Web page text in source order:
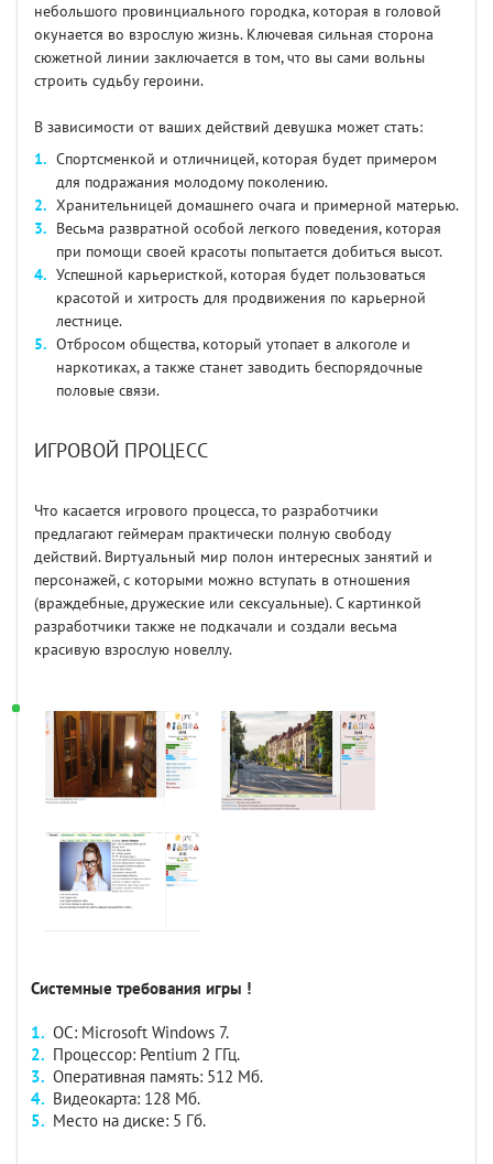
небольшого провинциального городка, которая в головой
окунается во взрослую жизнь. Ключевая сильная сторона
сюжетной линии заключается в том, что вы сами вольны
строить судьбу героини.
В зависимости от ваших действий девушка может стать:
Спортсменкой и отличницей, которая будет примером
для подражания молодому поколению.
Хранительницей домашнего очага и примерной матерью.
Весьма развратной особой легкого поведения, которая
при помощи своей красоты попытается добиться высот.
Успешной карьеристкой, которая будет пользоваться
красотой и хитрость для продвижения по карьерной
лестнице.
Отбросом общества, который утопает в алкоголе и
наркотиках, а также станет заводить беспорядочные
половые связи.
ИГРОВОЙ ПРОЦЕСС
Что касается игрового процесса, то разработчики
предлагают геймерам практически полную свободу
действий. Виртуальный мир полон интересных занятий и
персонажей, с которыми можно вступать в отношения
(враждебные, дружеские или сексуальные). С картинкой
разработчики также не подкачали и создали весьма
красивую взрослую новеллу.
Системные требования игры !
ОС: Microsoft Windows 7.
Процессор: Pentium 2 ГГц.
Оперативная память: 512 Мб.
Видеокарта: 128 Мб.
Место на диске: 5 Гб.